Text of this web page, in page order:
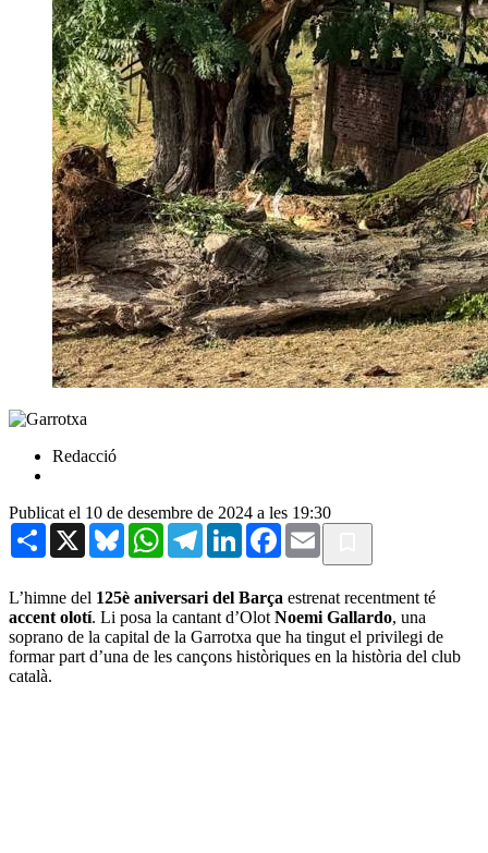
Redacció
Publicat el 10 de desembre de 2024 a les 19:30
Share X BlueskyWhatsAppTelegramLinkedInFacebook
Email
L’himne del 125è aniversari del Barça estrenat recentment té
accent olotí. Li posa la cantant d’Olot Noemi Gallardo, una
soprano de la capital de la Garrotxa que ha tingut el privilegi de
formar part d’una de les cançons històriques en la història del club
català.